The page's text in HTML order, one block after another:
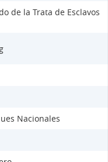
de la Trata de Esclavos
Nacionales